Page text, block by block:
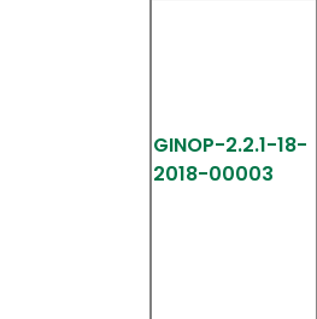
GINOP-2.2.1-18-
2018-00003